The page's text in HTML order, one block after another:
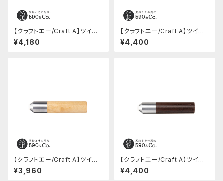
【クラフトエー/Craft A】ツイスト
消しゴム(山桜)
¥4,180
【クラフトエー/Craft A】ツイスト
消しゴム(黒檀)
¥4,400
【クラフトエー/Craft A】ツイスト
消しゴム(メープル)
¥3,960
【クラフトエー/Craft A】ツイスト
消しゴム(チンチャン)
¥4,400